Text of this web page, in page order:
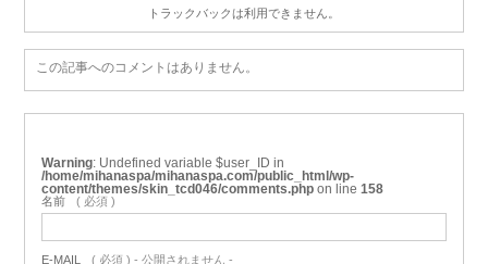
トラックバックは利用できません。
この記事へのコメントはありません。
Warning : Undefined variable $user_ID in
/home/mihanaspa/mihanaspa.com/public_html/wp-
content/themes/skin_tcd046/comments.php on line 158
名前 ( 必須 )
E-MAIL ( 必須 ) - 公開されません -